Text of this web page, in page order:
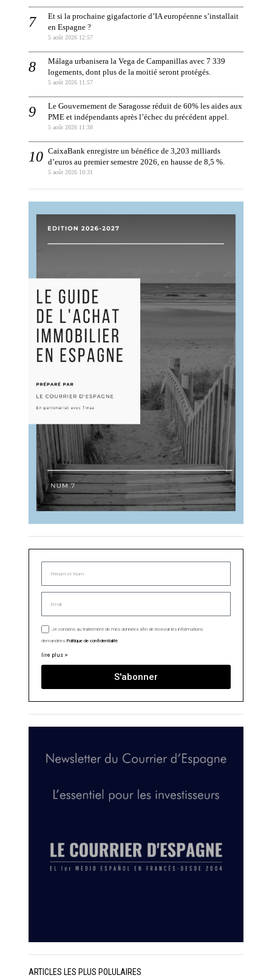
Et si la prochaine gigafactorie d’IA européenne s’installait
en Espagne ?
5 août 2026 12:57
Málaga urbanisera la Vega de Campanillas avec 7 339
logements, dont plus de la moitié seront protégés.
5 août 2026 11:57
Le Gouvernement de Saragosse réduit de 60% les aides aux
PME et indépendants après l’échec du précédent appel.
5 août 2026 11:38
CaixaBank enregistre un bénéfice de 3,203 milliards
d’euros au premier semestre 2026, en hausse de 8,5 %.
5 août 2026 10:31
Je consens au traitement de mes données afin de recevoir les informations
demandées.Politique de confidentialité
lire plus >
S'abonner
ARTICLES LES PLUS POLULAIRES